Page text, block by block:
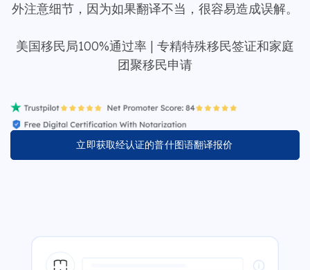
外注意细节，因为如果翻译不当，很容易造成误解。
美国移民局100%通过率 | 专精特殊移民签证和家庭
团聚移民申请
立即获取经认证的普什图语翻译报价